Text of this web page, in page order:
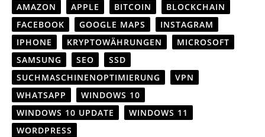
AMAZON APPLE BITCOIN
BLOCKCHAIN
FACEBOOK
GOOGLE MAPS
INSTAGRAM
IPHONE
KRYPTOWÄHRUNGEN
MICROSOFT
SAMSUNG
SEO
SSD
SUCHMASCHINENOPTIMIERUNG
VPN
WHATSAPP
WINDOWS 10
WINDOWS 10 UPDATE
WINDOWS 11
WORDPRESS